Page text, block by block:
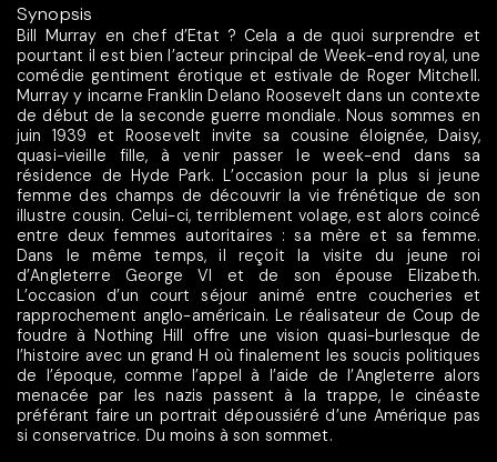
Synopsis
Bill Murray en chef d’Etat ? Cela a de quoi surprendre et
pourtant il est bien l’acteur principal de Week-end royal, une
comédie gentiment érotique et estivale de Roger Mitchell.
Murray y incarne Franklin Delano Roosevelt dans un contexte
de début de la seconde guerre mondiale. Nous sommes en
juin 1939 et Roosevelt invite sa cousine éloignée, Daisy,
quasi-vieille fille, à venir passer le week-end dans sa
résidence de Hyde Park. L’occasion pour la plus si jeune
femme des champs de découvrir la vie frénétique de son
illustre cousin. Celui-ci, terriblement volage, est alors coincé
entre deux femmes autoritaires : sa mère et sa femme.
Dans le même temps, il reçoit la visite du jeune roi
d’Angleterre George VI et de son épouse Elizabeth.
L’occasion d’un court séjour animé entre coucheries et
rapprochement anglo-américain. Le réalisateur de Coup de
foudre à Nothing Hill offre une vision quasi-burlesque de
l’histoire avec un grand H où finalement les soucis politiques
de l’époque, comme l’appel à l’aide de l’Angleterre alors
menacée par les nazis passent à la trappe, le cinéaste
préférant faire un portrait dépoussiéré d’une Amérique pas
si conservatrice. Du moins à son sommet.